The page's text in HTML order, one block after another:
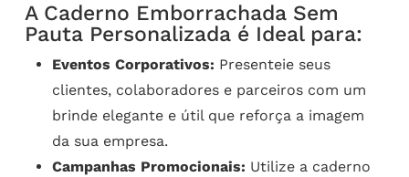
A Caderno Emborrachada Sem
Pauta Personalizada é Ideal para:
Eventos Corporativos: Presenteie seus
clientes, colaboradores e parceiros com um
brinde elegante e útil que reforça a imagem
da sua empresa.
Campanhas Promocionais: Utilize a caderno